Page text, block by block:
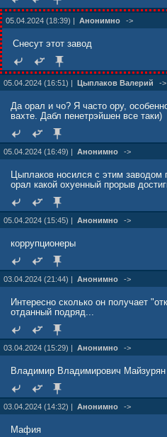
05.04.2024 (18:39) | Анонимно ->
Снесут этот завод
05.04.2024 (16:51) | Цыплаков Валерий ->
Да орал и чо? Я часто ору,
вахте. Дабл пенетрэйшен все таки)
05.04.2024 (16:49) | Анонимно ->
Цыплаков носился с этим заводом
орал какой охуенный прорыв
05.04.2024 (15:45) | Анонимно ->
коррупционеры
03.04.2024 (21:44) | Анонимно ->
Интересно сколько он получает
отданный подряд...
03.04.2024 (15:29) | Анонимно ->
Владимир Владимирович Майзурян
03.04.2024 (14:32) | Анонимно ->
Мафия